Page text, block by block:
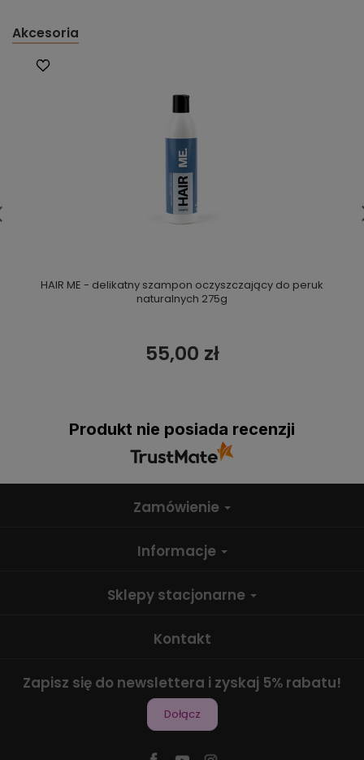
Akcesoria
HAIR ME - delikatny szampon oczyszczający do peruk
naturalnych 275g
55,00 zł
Produkt nie posiada recenzji
Zamówienie
Informacje
Sklepy stacjonarne
Kontakt
Zapisz się do newslettera i zyskaj 5% rabatu!
Dołącz